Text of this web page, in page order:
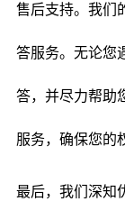
售后支持。我们
答服务。无论您
答，并尽力帮助
服务，确保您的
最后，我们深知